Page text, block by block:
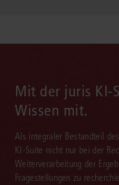
Mit der juris KI-
Wissen mit.
Als integraler Bestandteil
KI-Suite nicht nur bei der
Weiterverarbeitung der
Fragestellungen zu